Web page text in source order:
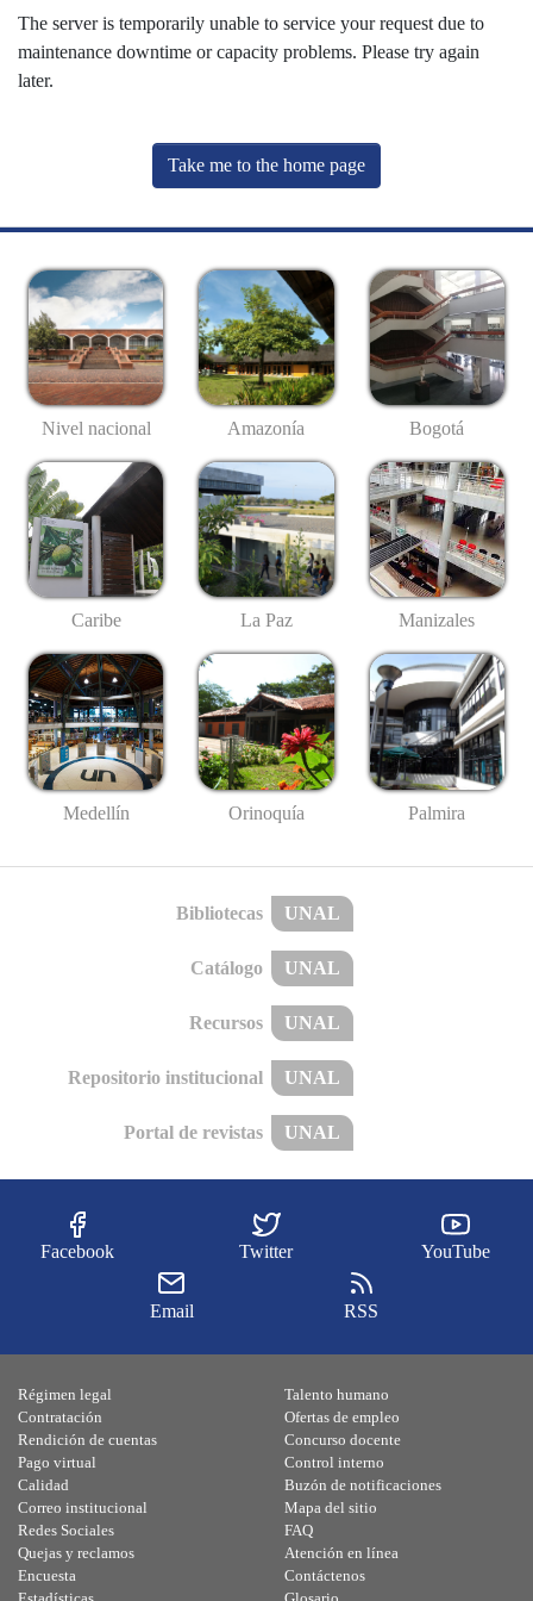
The server is temporarily unable to service your request due to
maintenance downtime or capacity problems. Please try again
later.
Take me to the home page
Nivel nacional Amazonía Bogotá
Caribe La Paz Manizales
Medellín Orinoquía Palmira
Bibliotecas UNAL
Catálogo UNAL
Recursos UNAL
Repositorio institucional UNAL
Portal de revistas UNAL
Facebook Twitter YouTube
Email RSS
Régimen legal
Contratación
Rendición de cuentas
Pago virtual
Calidad
Talento humano
Ofertas de empleo
Concurso docente
Control interno
Buzón de notificaciones
Correo institucional
Redes Sociales
Quejas y reclamos
Encuesta
Mapa del sitio
FAQ
Atención en línea
Contáctenos